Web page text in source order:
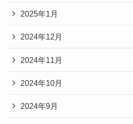
2025年1月
2024年12月
2024年11月
2024年10月
2024年9月